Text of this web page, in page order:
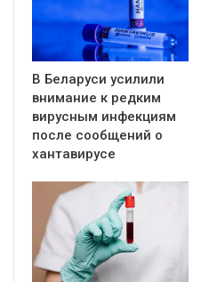
В Беларуси усилили
внимание к редким
вирусным инфекциям
после сообщений о
хантавирусе